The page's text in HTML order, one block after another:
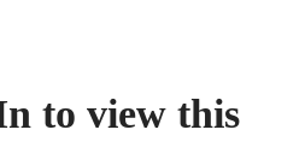
to view this